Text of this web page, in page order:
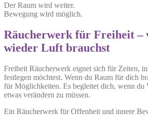
Der Raum wird weiter.
Bewegung wird möglich.
Räucherwerk für Freiheit –
wieder Luft brauchst
Freiheit Räucherwerk eignet sich für Zeiten,
festlegen möchtest. Wenn du Raum für dich
für Möglichkeiten. Es begleitet dich, wenn du
etwas verändern zu müssen.
Ein Räucherwerk für Offenheit und innere